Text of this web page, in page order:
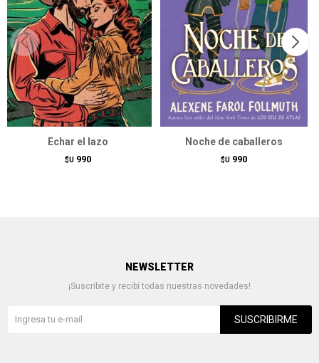
Echar el lazo
$U 990
Noche de caballeros
$U 990
NEWSLETTER
¡Suscribite y recibí todas nuestras novedades!
SUSCRIBIRME